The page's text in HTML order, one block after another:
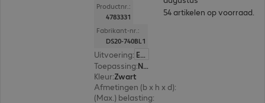
Productnr.:
4783331
Fabrikant-nr.:
DS20-740BL1
Uitvoering: Europa
Toepassing: Notebook
Kleur:Zwart
Afmetingen (b x h x d):
(Max.) belasting:
54 artikelen op voorraad.